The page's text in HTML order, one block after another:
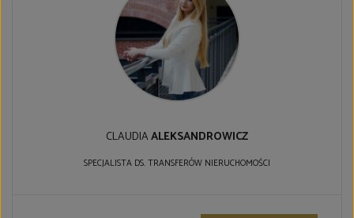
CLAUDIAALEKSANDROWICZ
SPECJALISTA DS. TRANSFERÓW NIERUCHOMOŚCI